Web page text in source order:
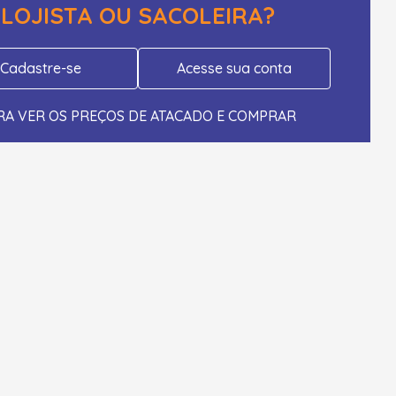
LOJISTA OU SACOLEIRA?
Cadastre-se Acesse sua conta
VER OS PREÇOS DE ATACADO E COMPRAR